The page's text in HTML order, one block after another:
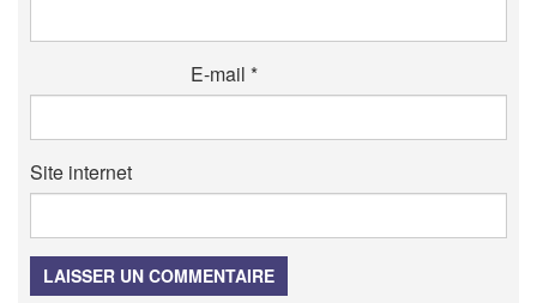
E-mail *
Site internet
LAISSER UN COMMENTAIRE